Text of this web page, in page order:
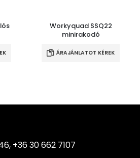
Workyquad SSQ22
minirakodó
ÁRAJÁNLATOT KÉREK
+36 30 662 7107